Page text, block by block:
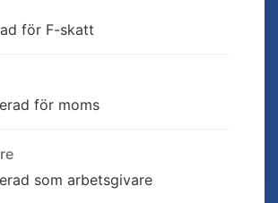
för F-skatt
för moms
som arbetsgivare